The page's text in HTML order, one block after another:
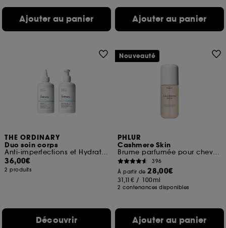
Ajouter au panier Ajouter au panier
THE ORDINARY
Duo soin corps
Anti-imperfections et Hydratation
36,00€
2 produits
Découvrir
PHLUR
Cashmere Skin
Brume parfumée pour cheveux et corps
396
À partir de28,00€
31,11€ / 100ml
2 contenances disponibles
Ajouter au panier
Nouveauté